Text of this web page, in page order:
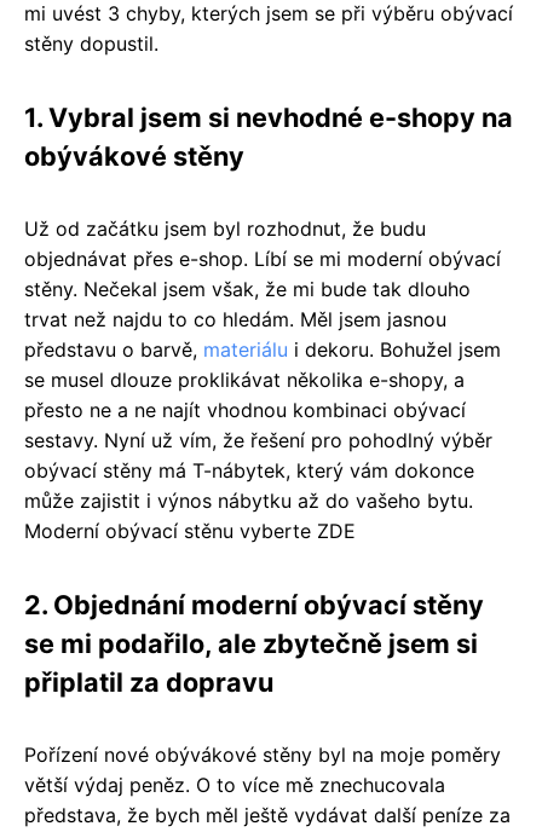
mi uvést 3 chyby, kterých jsem se při výběru obývací
stěny dopustil.
1. Vybral jsem si nevhodné e-shopy na
obývákové stěny
Už od začátku jsem byl rozhodnut, že budu
objednávat přes e-shop. Líbí se mi moderní obývací
stěny. Nečekal jsem však, že mi bude tak dlouho
trvat než najdu to co hledám. Měl jsem jasnou
představu o barvě, materiálu i dekoru. Bohužel jsem
se musel dlouze proklikávat několika e-shopy, a
přesto ne a ne najít vhodnou kombinaci obývací
sestavy. Nyní už vím, že řešení pro pohodlný výběr
obývací stěny má T-nábytek, který vám dokonce
může zajistit i výnos nábytku až do vašeho bytu.
Moderní obývací stěnu vyberte ZDE
2. Objednání moderní obývací stěny
se mi podařilo, ale zbytečně jsem si
připlatil za dopravu
Pořízení nové obývákové stěny byl na moje poměry
větší výdaj peněz. O to více mě znechucovala
představa, že bych měl ještě vydávat další peníze za